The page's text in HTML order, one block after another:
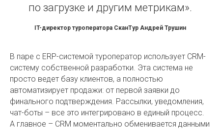
по загрузке и другим метрикам».
IT-директор туроператора СканТур Андрей Трушин
В паре с ERP-системой туроператор использует CRM-
систему собственной разработки. Эта система не
просто ведет базу клиентов, а полностью
автоматизирует продажи: от первой заявки до
финального подтверждения. Рассылки, уведомления,
чат-боты – все это интегрировано в единый процесс.
А главное – CRM моментально обменивается данными